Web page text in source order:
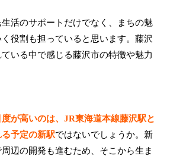
活のサポートだけでなく、まちの魅
役割も担っていると思います。藤沢
いる中で感じる藤沢市の特徴や魅力
が高いのは、JR東海道本線藤沢駅と
予定の新駅ではないでしょうか。新
辺の開発も進むため、そこから生ま